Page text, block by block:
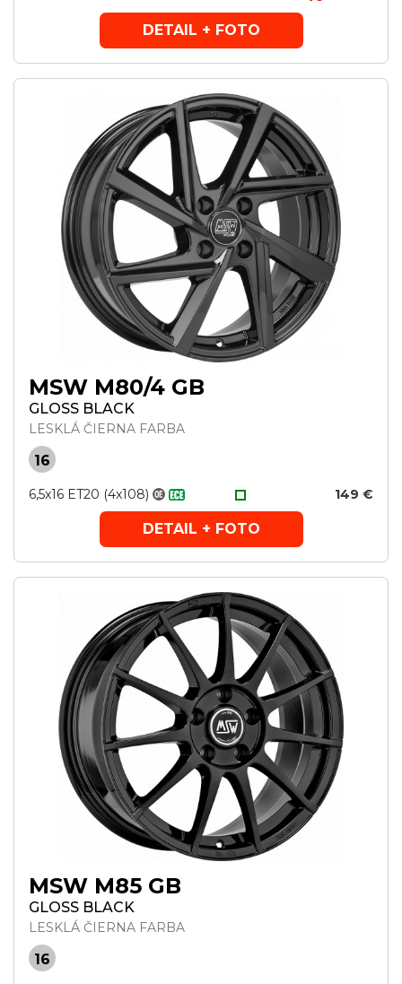
DETAIL + FOTO
MSW M80/4 GB
GLOSS BLACK
LESKLÁ ČIERNA FARBA
16
6,5x16 ET20 (4x108) 149 €
DETAIL + FOTO
MSW M85 GB
GLOSS BLACK
LESKLÁ ČIERNA FARBA
16